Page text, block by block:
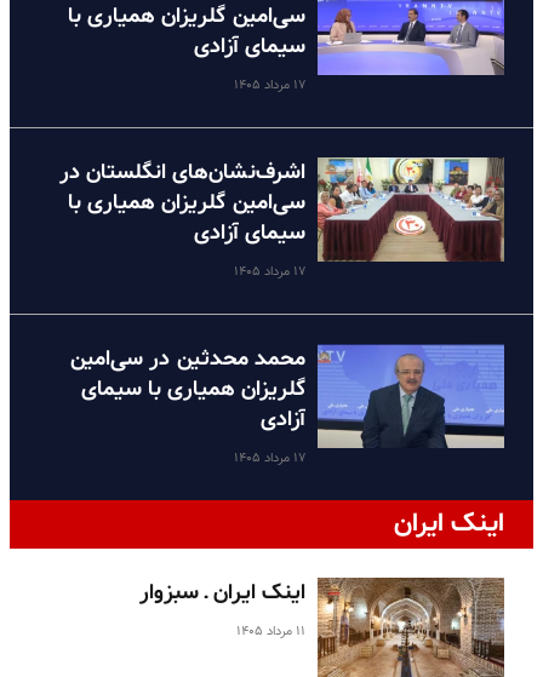
سی‌امین گلریزان همیاری با
سیمای آزادی
۱۷ مرداد ۱۴۰۵
اشرف‌نشان‌های انگلستان در
سی‌امین گلریزان همیاری با
سیمای آزادی
۱۷ مرداد ۱۴۰۵
محمد محدثین در سی‌امین
گلریزان همیاری با سیمای
آزادی
۱۷ مرداد ۱۴۰۵
اینک ایران
اینک ایران ـ سبزوار
۱۱ مرداد ۱۴۰۵